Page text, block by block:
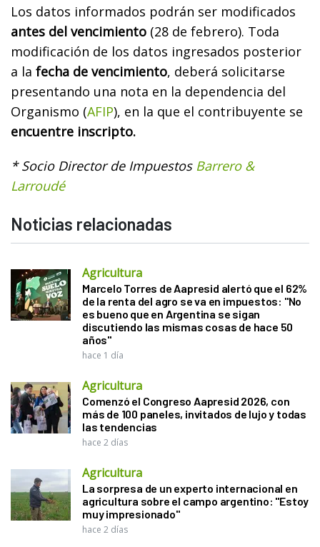
Los datos informados podrán ser modificados
antes del vencimiento (28 de febrero). Toda
modificación de los datos ingresados posterior
a la fecha de vencimiento, deberá solicitarse
presentando una nota en la dependencia del
Organismo (AFIP), en la que el contribuyente se
encuentre inscripto.
* Socio Director de Impuestos Barrero &
Larroudé
Noticias relacionadas
Agricultura
Marcelo Torres de Aapresid alertó que el 62%
de la renta del agro se va en impuestos: "No
es bueno que en Argentina se sigan
discutiendo las mismas cosas de hace 50
años"
hace 1 día
Agricultura
Comenzó el Congreso Aapresid 2026, con
más de 100 paneles, invitados de lujo y todas
las tendencias
hace 2 días
Agricultura
La sorpresa de un experto internacional en
agricultura sobre el campo argentino: "Estoy
muy impresionado"
hace 2 días